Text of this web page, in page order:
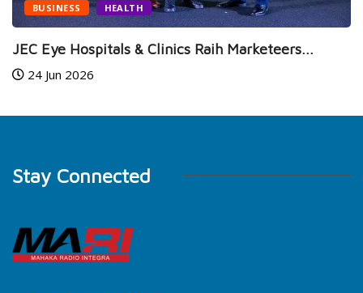
BUSINESS HEALTH
JEC Eye Hospitals & Clinics Raih Marketeers...
24 Jun 2026
Stay Connected